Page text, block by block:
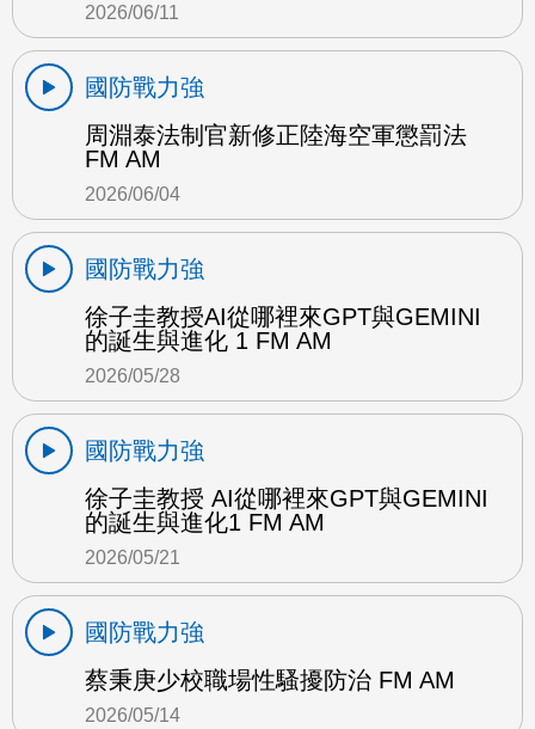
2026/06/11
國防戰力強
周淵泰法制官新修正陸海空軍懲罰法
FM AM
2026/06/04
國防戰力強
徐子圭教授AI從哪裡來GPT與GEMINI
的誕生與進化 1 FM AM
2026/05/28
國防戰力強
徐子圭教授 AI從哪裡來GPT與GEMINI
的誕生與進化1 FM AM
2026/05/21
國防戰力強
蔡秉庚少校職場性騷擾防治 FM AM
2026/05/14